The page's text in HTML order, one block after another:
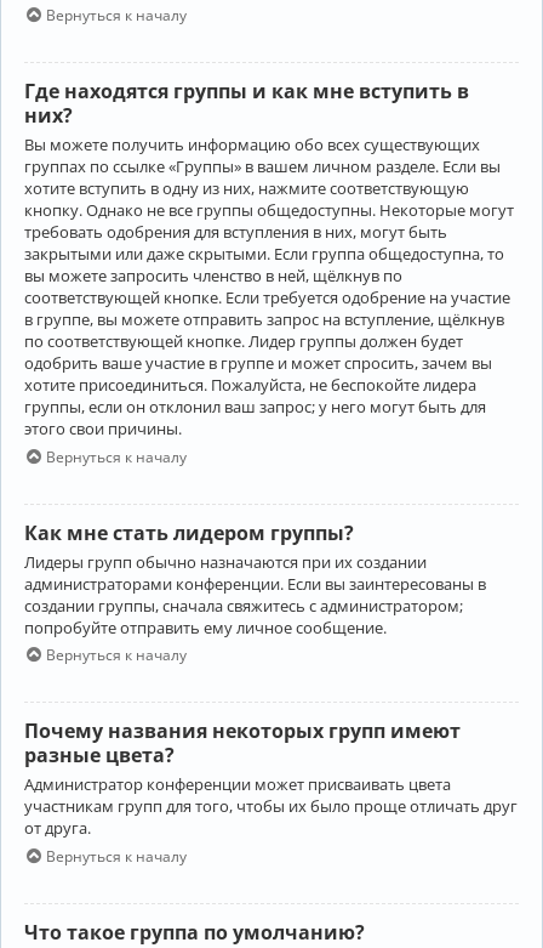
Вернуться к началу
Где находятся группы и как мне вступить в
них?
Вы можете получить информацию обо всех существующих
группах по ссылке «Группы» в вашем личном разделе. Если вы
хотите вступить в одну из них, нажмите соответствующую
кнопку. Однако не все группы общедоступны. Некоторые могут
требовать одобрения для вступления в них, могут быть
закрытыми или даже скрытыми. Если группа общедоступна, то
вы можете запросить членство в ней, щёлкнув по
соответствующей кнопке. Если требуется одобрение на участие
в группе, вы можете отправить запрос на вступление, щёлкнув
по соответствующей кнопке. Лидер группы должен будет
одобрить ваше участие в группе и может спросить, зачем вы
хотите присоединиться. Пожалуйста, не беспокойте лидера
группы, если он отклонил ваш запрос; у него могут быть для
этого свои причины.
Вернуться к началу
Как мне стать лидером группы?
Лидеры групп обычно назначаются при их создании
администраторами конференции. Если вы заинтересованы в
создании группы, сначала свяжитесь с администратором;
попробуйте отправить ему личное сообщение.
Вернуться к началу
Почему названия некоторых групп имеют
разные цвета?
Администратор конференции может присваивать цвета
участникам групп для того, чтобы их было проще отличать друг
от друга.
Вернуться к началу
Что такое группа по умолчанию?